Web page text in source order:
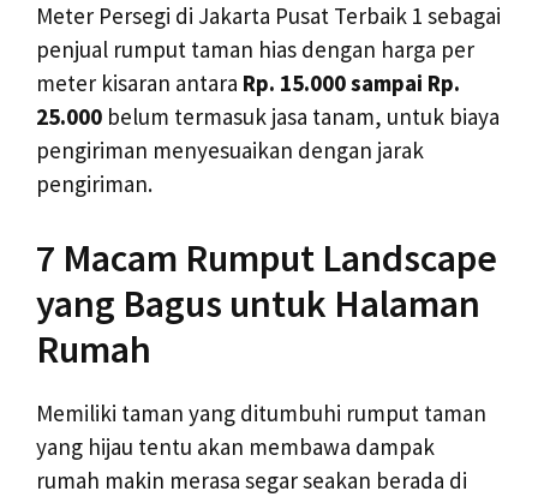
Meter Persegi di Jakarta Pusat Terbaik 1 sebagai
penjual rumput taman hias dengan harga per
meter kisaran antara Rp. 15.000 sampai Rp.
25.000 belum termasuk jasa tanam, untuk biaya
pengiriman menyesuaikan dengan jarak
pengiriman.
7 Macam Rumput Landscape
yang Bagus untuk Halaman
Rumah
Memiliki taman yang ditumbuhi rumput taman
yang hijau tentu akan membawa dampak
rumah makin merasa segar seakan berada di